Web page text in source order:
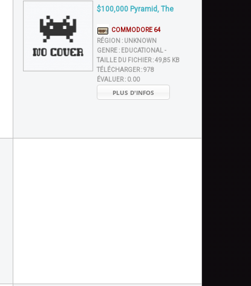
$100,000 Pyramid, The
COMMODORE 64
RÉGION : UNKNOWN
GENRE : EDUCATIONAL -
TAILLE DU FICHIER :49,85 KB
TÉLÉCHARGER :978
ÉVALUER : 0.00
PLUS D'INFOS